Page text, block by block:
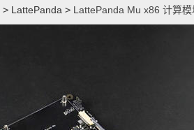
> LattePanda > LattePanda Mu x86 计算